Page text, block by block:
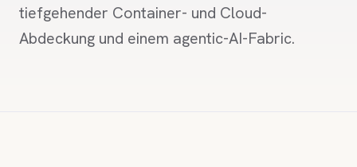
tiefgehender Container- und Cloud-
Abdeckung und einem agentic-AI-Fabric.